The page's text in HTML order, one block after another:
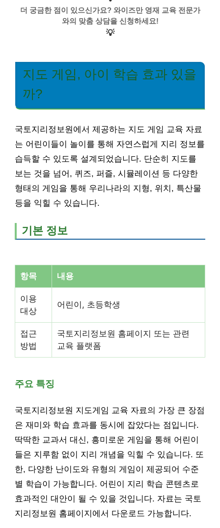
더 궁금한 점이 있으신가요? 와이즈만 영재 교육 전문가
와의 맞춤 상담을 신청하세요!
💡
지도 게임, 아이 학습 효과 있을
까?
국토지리정보원에서 제공하는 지도 게임 교육 자료
는 어린이들이 놀이를 통해 자연스럽게 지리 정보를
습득할 수 있도록 설계되었습니다. 단순히 지도를
보는 것을 넘어, 퀴즈, 퍼즐, 시뮬레이션 등 다양한
형태의 게임을 통해 우리나라의 지형, 위치, 특산물
등을 익힐 수 있습니다.
기본 정보
항목 내용
이용
대상
어린이, 초등학생
접근
방법
국토지리정보원 홈페이지 또는 관련
교육 플랫폼
주요 특징
국토지리정보원 지도게임 교육 자료의 가장 큰 장점
은 재미와 학습 효과를 동시에 잡았다는 점입니다.
딱딱한 교과서 대신, 흥미로운 게임을 통해 어린이
들은 지루함 없이 지리 개념을 익힐 수 있습니다. 또
한, 다양한 난이도와 유형의 게임이 제공되어 수준
별 학습이 가능합니다. 어린이 지리 학습 콘텐츠로
효과적인 대안이 될 수 있을 것입니다. 자료는 국토
지리정보원 홈페이지에서 다운로드 가능합니다.